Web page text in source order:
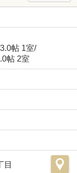
帖 1室/
帖 2室
目